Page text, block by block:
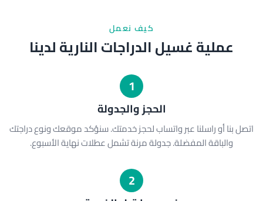
كيف نعمل
عملية غسيل الدراجات النارية لدينا
1
الحجز والجدولة
اتصل بنا أو راسلنا عبر واتساب لحجز خدمتك. سنؤكد موقعك ونوع دراجتك
والباقة المفضلة. جدولة مرنة تشمل عطلات نهاية الأسبوع.
2